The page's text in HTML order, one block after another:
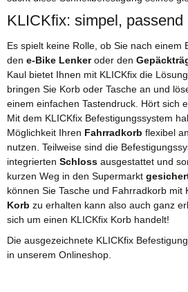
KLICKfix: simpel, passend
Es spielt keine Rolle, ob Sie nach einem
den e-Bike Lenkeroder den
Kaul bietet Ihnen mit KLICKfix die
bringen Sie Korb oder Tasche an und
einem einfachen Tastendruck. Hört sich
Mit dem KLICKfix Befestigungssystem
Möglichkeit Ihren Fahrradkorb flexibel
nutzen. Teilweise sind die
integrierten Schloss ausgestattet und
kurzen Weg in den Supermarkt
können Sie Tasche und Fahrradkorb mit
Korb zu erhalten kann also auch ganz
sich um einen KLICKfix Korb handelt!
Die ausgezeichnete KLICKfix
in unserem Onlineshop.